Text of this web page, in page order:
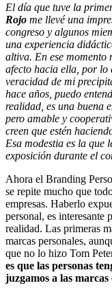
El día que tuve la
Rojo me llevé una
congreso y algunos
una experiencia
altiva. En ese momento
afecto hacia ella, por lo
veracidad de mi
hace años, puedo
realidad, es una buena
pero amable y
creen que estén
Esa modestia es la que
exposición durante el
Ahora el Branding
se repite mucho que
empresas. Haberlo
personal, es interesante
realidad. Las primeras
marcas personales,
que no lo hizo Tom
es que las personas
juzgamos a las